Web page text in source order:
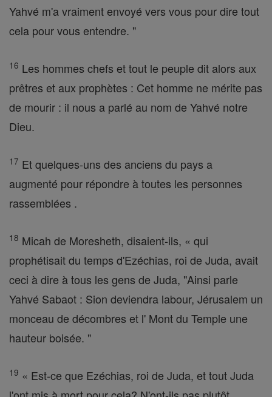
Yahvé m'a vraiment envoyé vers vous pour dire tout
cela pour vous entendre. "
16 Les hommes chefs et tout le peuple dit alors aux
prêtres et aux prophètes : Cet homme ne mérite pas
de mourir : il nous a parlé au nom de Yahvé notre
Dieu.
17 Et quelques-uns des anciens du pays a
augmenté pour répondre à toutes les personnes
rassemblées .
18 Micah de Moresheth, disaient-ils, « qui
prophétisait du temps d'Ezéchias, roi de Juda, avait
ceci à dire à tous les gens de Juda, "Ainsi parle
Yahvé Sabaot : Sion deviendra labour, Jérusalem un
monceau de décombres et l' Mont du Temple une
hauteur boisée. "
19 « Est-ce que Ezéchias, roi de Juda, et tout Juda